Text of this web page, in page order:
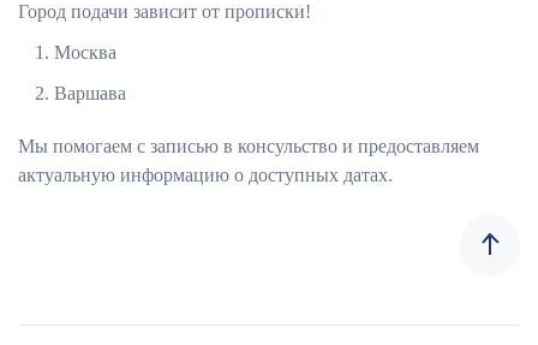
Город подачи зависит от прописки!
Москва
Варшава
Мы помогаем с записью в консульство и предоставляем
актуальную информацию о доступных датах.